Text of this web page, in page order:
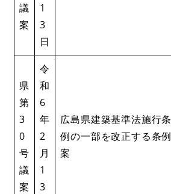
議
案
1
3
日
県
第
3
0
号
議
案
令
和
6
年
2
月
1
3
広島県建築基準法施行条
例の一部を改正する条例
案